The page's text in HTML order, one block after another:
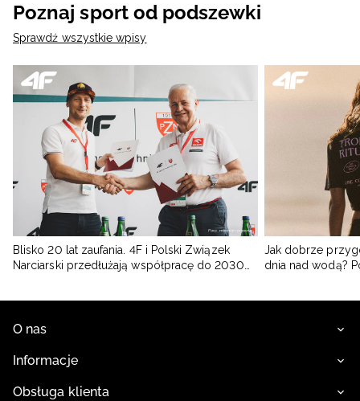
Poznaj sport od podszewki
Sprawdź wszystkie wpisy
Blisko 20 lat zaufania. 4F i Polski Związek
Narciarski przedłużają współpracę do 2030
Jak dobrze
dnia nad wodą?
O nas
Informacje
Obsługa klienta